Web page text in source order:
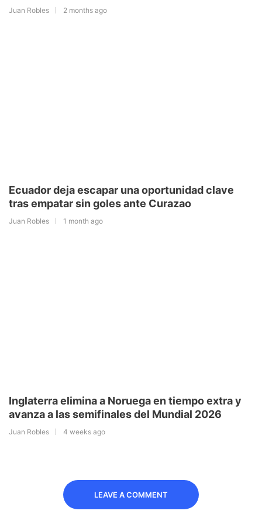
Juan Robles 2 months ago
Ecuador deja escapar una oportunidad clave
tras empatar sin goles ante Curazao
Juan Robles 1 month ago
Inglaterra elimina a Noruega en tiempo extra y
avanza a las semifinales del Mundial 2026
Juan Robles 4 weeks ago
LEAVE A COMMENT